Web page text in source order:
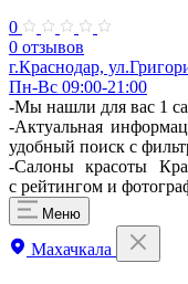
0
0 отзывов
г.Краснодар,
Пн-Вс 09:00-21:00
-Мы нашли для вас 1
-Актуальная
удобный поиск с
-Салоны красоты
с рейтингом и
Меню
Махачкала